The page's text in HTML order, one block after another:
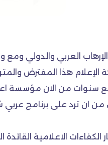
العربي والدولي ومع
هذا المفترض
سنوات من الان مؤسسة
من ان ترد على برنامج
الاعلامية